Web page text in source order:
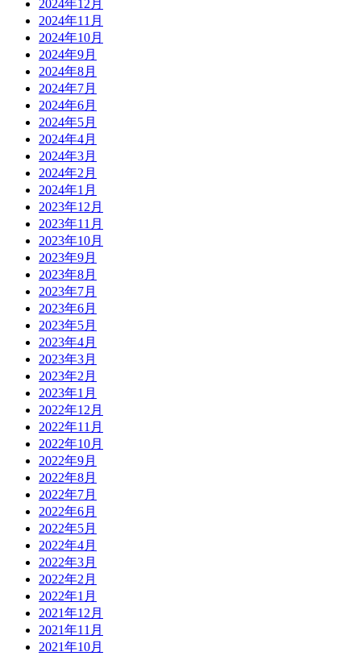
2024年12月
2024年11月
2024年10月
2024年9月
2024年8月
2024年7月
2024年6月
2024年5月
2024年4月
2024年3月
2024年2月
2024年1月
2023年12月
2023年11月
2023年10月
2023年9月
2023年8月
2023年7月
2023年6月
2023年5月
2023年4月
2023年3月
2023年2月
2023年1月
2022年12月
2022年11月
2022年10月
2022年9月
2022年8月
2022年7月
2022年6月
2022年5月
2022年4月
2022年3月
2022年2月
2022年1月
2021年12月
2021年11月
2021年10月